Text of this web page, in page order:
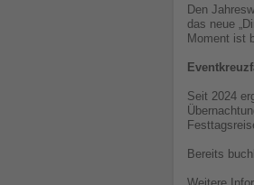
Den
das neue
Moment ist
Seit 2024
Bereits